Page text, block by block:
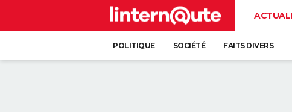
POLITIQUE SOCIÉTÉ FAITS DIVERS